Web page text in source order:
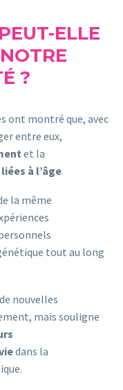
ELLE
?
ont montré que, avec
entre eux,
et la
à l’âge.
la même
tout au long
nouvelles
mais souligne
dans la